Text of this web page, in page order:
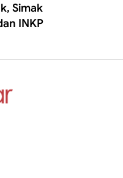
Simak
INKP